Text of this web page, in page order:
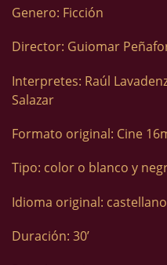
Genero: Ficción
Director: Guiomar
Interpretes: Raúl
Salazar
Formato original: Cine
Tipo: color o blanco y
Idioma original: castellano
Duración: 30’